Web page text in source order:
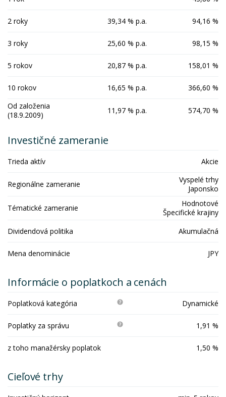
2 roky 39,34 % p.a. 94,16 %
3 roky 25,60 % p.a. 98,15 %
5 rokov 20,87 % p.a. 158,01 %
10 rokov 16,65 % p.a.
366,60 %
Od založenia
(18.9.2009)
11,97 % p.a. 574,70 %
Investičné zameranie
Trieda aktív Akcie
Regionálne zameranie
Vyspelé trhy
Japonsko
Tématické zameranie
Hodnotové
Špecifické krajiny
Dividendová politika
Akumulačná
Mena denominácie JPY
Informácie o poplatkoch a cenách
Poplatková kategória Dynamické
Poplatky za správu 1,91 %
z toho manažérsky poplatok 1,50 %
Cieľové trhy